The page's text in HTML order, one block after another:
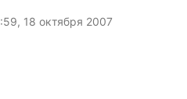
18 октября 2007